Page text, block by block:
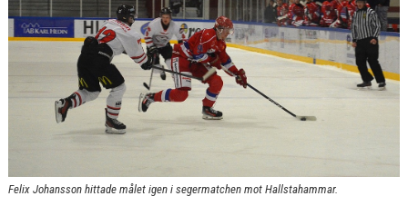
Felix Johansson hittade målet igen i segermatchen mot Hallstahammar.